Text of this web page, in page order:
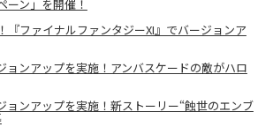
ーン」を開催！
『ファイナルファンタジーXI』でバージョンア
ョンアップを実施！アンバスケードの敵がハロ
ョンアップを実施！新ストーリー“蝕世のエンブ